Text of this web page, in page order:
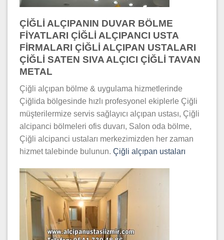
ÇİĞLİ ALÇIPANIN DUVAR BÖLME
FİYATLARI ÇİĞLİ ALÇIPANCI USTA
FİRMALARI ÇİĞLİ ALÇIPAN USTALARI
ÇİĞLİ SATEN SIVA ALÇICI ÇİĞLİ TAVAN
METAL
Çiğli alçıpan bölme & uygulama hizmetlerinde
Çiğlida bölgesinde hızlı profesyonel ekiplerle Çiğli
müşterilermize servis sağlayıcı alçıpan ustası, Çiğli
alcipanci bölmeleri ofis duvarı, Salon oda bölme,
Çiğli alcipanci ustaları merkezimizden her zaman
hizmet talebinde bulunun. Çiğli alçıpan ustaları